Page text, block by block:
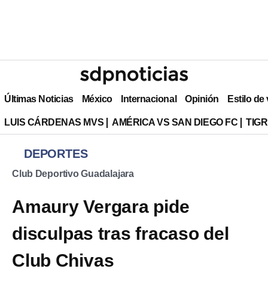
Últimas Noticias México Internacional Opinión Estilo de
LUIS CÁRDENAS MVS AMÉRICA VS SAN DIEGO FC
DEPORTES
Club Deportivo Guadalajara
Amaury Vergara pide
disculpas tras fracaso del
Club Chivas